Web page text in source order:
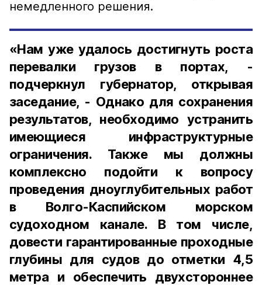
немедленного решения.
«Нам уже удалось достигнуть роста
перевалки грузов в портах, -
подчеркнул губернатор, открывая
заседание, - Однако для сохранения
результатов, необходимо устранить
имеющиеся инфраструктурные
ограничения. Также мы должны
комплексно подойти к вопросу
проведения дноуглубительных работ
в Волго-Каспийском морском
судоходном канале. В том числе,
довести гарантированные проходные
глубины для судов до отметки 4,5
метра и обеспечить двухстороннее